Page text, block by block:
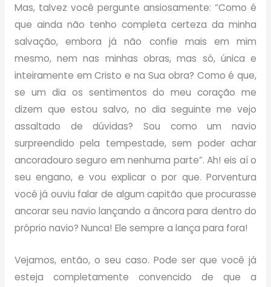
Mas, talvez você pergunte ansiosamente: “Como é
que ainda não tenho completa certeza da minha
salvação, embora já não confie mais em mim
mesmo, nem nas minhas obras, mas só, única e
inteiramente em Cristo e na Sua obra? Como é que,
se um dia os sentimentos do meu coração me
dizem que estou salvo, no dia seguinte me vejo
assaltado de dúvidas? Sou como um navio
surpreendido pela tempestade, sem poder achar
ancoradouro seguro em nenhuma parte”. Ah! eis aí o
seu engano, e vou explicar o por que. Porventura
você já ouviu falar de algum capitão que procurasse
ancorar seu navio lançando a âncora para dentro do
próprio navio? Nunca! Ele sempre a lança para fora!
Vejamos, então, o seu caso. Pode ser que você já
esteja completamente convencido de que a